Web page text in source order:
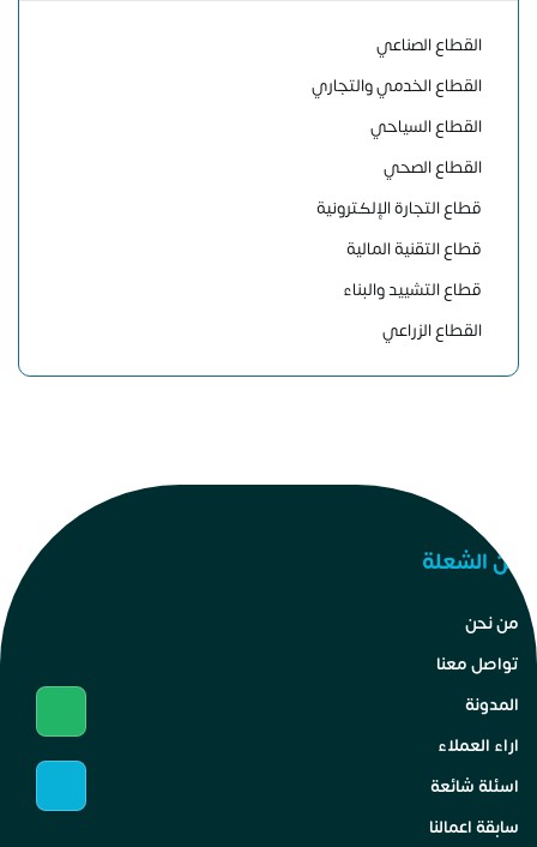
القطاع الصناعي
القطاع الخدمي والتجاري
القطاع السياحي
القطاع الصحي
قطاع التجارة الإلكترونية
قطاع التقنية المالية
قطاع التشييد والبناء
القطاع الزراعي
عن الشعلة
من نحن
تواصل معنا
المدونة
اراء العملاء
اسئلة شائعة
سابقة اعمالنا